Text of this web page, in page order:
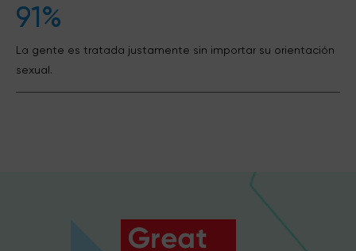
91%
La gente es tratada justamente sin importar su orientación
sexual.